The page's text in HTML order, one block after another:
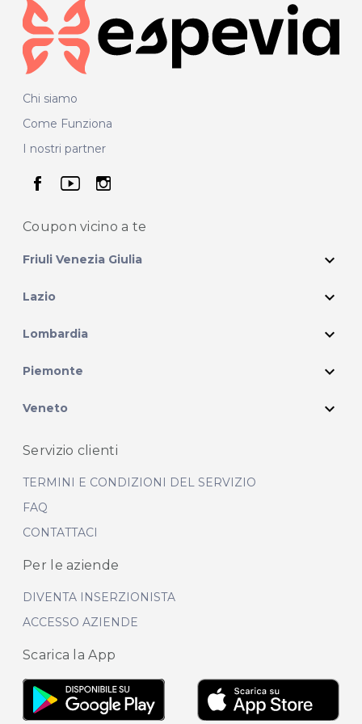
Chi siamo
Come Funziona
I nostri partner
seguici su facebook
seguici su youtube
seguici su instagram
Coupon vicino a te
Friuli Venezia Giulia expand_more
Lazio expand_more
Lombardia expand_more
Piemonte expand_more
Veneto expand_more
Servizio clienti
TERMINI E CONDIZIONI DEL SERVIZIO
FAQ
CONTATTACI
Per le aziende
DIVENTA INSERZIONISTA
ACCESSO AZIENDE
Scarica la App